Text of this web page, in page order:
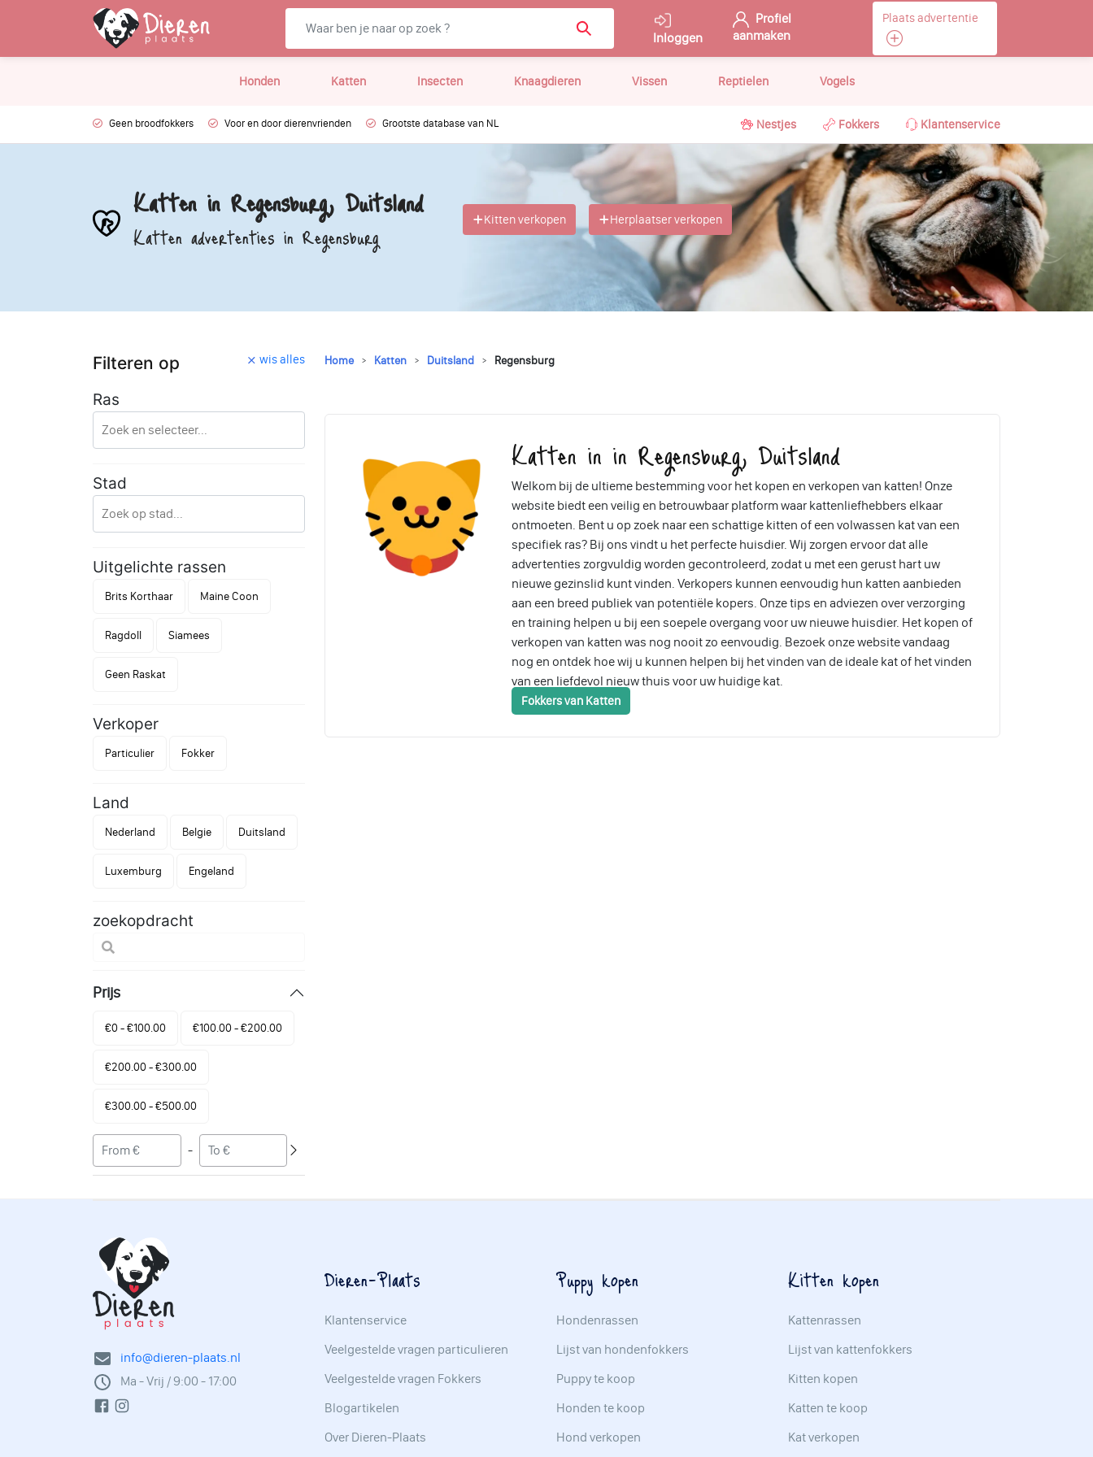
Inloggen
Profiel
aanmaken
Plaats advertentie
Honden Katten Insecten Knaagdieren Vissen Reptielen Vogels
Geen broodfokkers Voor en door dierenvrienden Grootste database van NL Nestjes Fokkers Klantenservice
Katten in Regensburg, Duitsland
Katten advertenties in Regensburg Kitten verkopen Herplaatser verkopen
Filteren op wis alles
Ras
Stad
Uitgelichte rassen
Brits Korthaar Maine Coon
Ragdoll Siamees
Geen Raskat
Verkoper
Particulier Fokker
Land
Nederland Belgie Duitsland
Luxemburg Engeland
zoekopdracht
Prijs
€0 - €100.00 €100.00 - €200.00
€200.00 - €300.00
€300.00 - €500.00
-
Home Katten Duitsland Regensburg
Katten in in Regensburg, Duitsland
Welkom bij de ultieme bestemming voor het kopen en verkopen van katten! Onze
website biedt een veilig en betrouwbaar platform waar kattenliefhebbers elkaar
ontmoeten. Bent u op zoek naar een schattige kitten of een volwassen kat van een
specifiek ras? Bij ons vindt u het perfecte huisdier. Wij zorgen ervoor dat alle
advertenties zorgvuldig worden gecontroleerd, zodat u met een gerust hart uw
nieuwe gezinslid kunt vinden. Verkopers kunnen eenvoudig hun katten aanbieden
aan een breed publiek van potentiële kopers. Onze tips en adviezen over verzorging
en training helpen u bij een soepele overgang voor uw nieuwe huisdier. Het kopen of
verkopen van katten was nog nooit zo eenvoudig. Bezoek onze website vandaag
nog en ontdek hoe wij u kunnen helpen bij het vinden van de ideale kat of het vinden
van een liefdevol nieuw thuis voor uw huidige kat.
Fokkers van Katten
info@dieren-plaats.nl
Ma - Vrij / 9:00 - 17:00
Dieren-Plaats
Klantenservice
Veelgestelde vragen particulieren
Veelgestelde vragen Fokkers
Blogartikelen
Over Dieren-Plaats
Puppy kopen
Hondenrassen
Lijst van hondenfokkers
Puppy te koop
Honden te koop
Hond verkopen
Kitten kopen
Kattenrassen
Lijst van kattenfokkers
Kitten kopen
Katten te koop
Kat verkopen